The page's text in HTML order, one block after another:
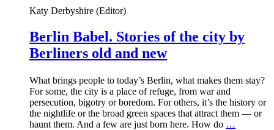
Katy Derbyshire (Editor)
Berlin Babel. Stories of the city by
Berliners old and new
What brings people to today’s Berlin, what makes them stay?
For some, the city is a place of refuge, from war and
persecution, bigotry or boredom. For others, it’s the history or
the nightlife or the broad green spaces that attract them — or
haunt them. And a few are just born here. How do …